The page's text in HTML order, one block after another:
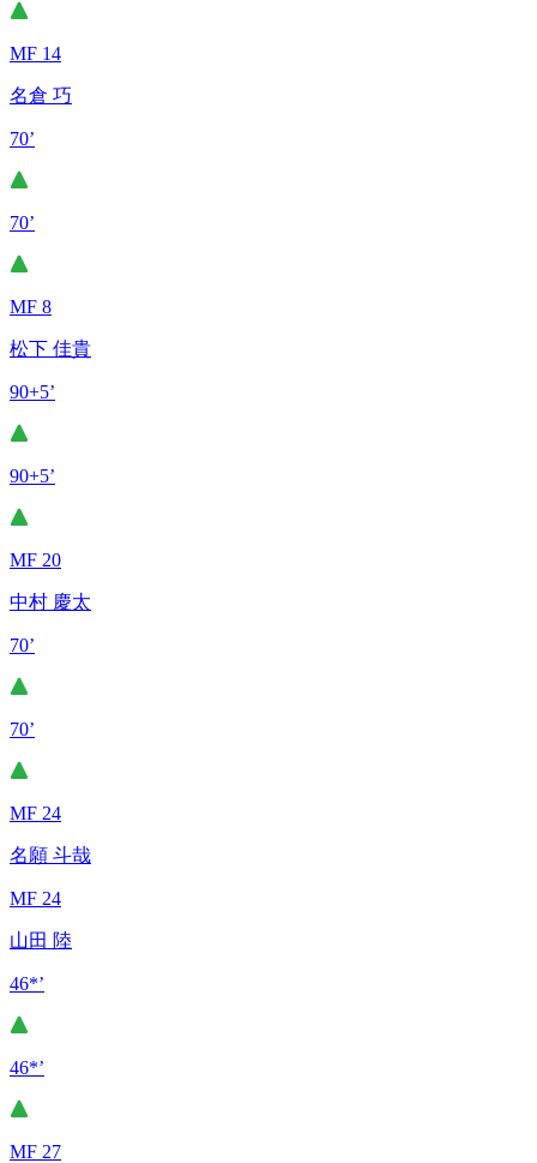
MF 14
名倉 巧
70’
70’
MF 8
松下 佳貴
90+5’
90+5’
MF 20
中村 慶太
70’
70’
MF 24
名願 斗哉
MF 24
山田 陸
46*’
46*’
MF 27